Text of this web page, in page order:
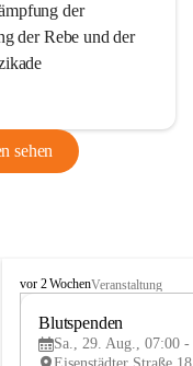
der
der Rebe und der
sehen
B
vor 2 WochenVeranstaltung
Blutspenden
Sa., 29. Aug., 07:00 -